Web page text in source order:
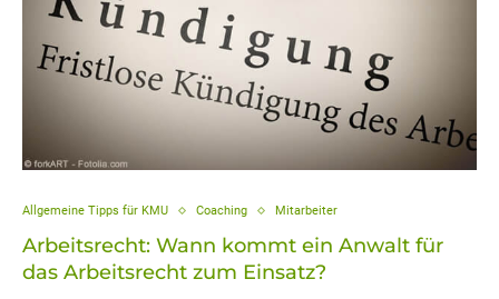
Allgemeine Tipps für KMU Coaching Mitarbeiter
Arbeitsrecht: Wann kommt ein Anwalt für
das Arbeitsrecht zum Einsatz?